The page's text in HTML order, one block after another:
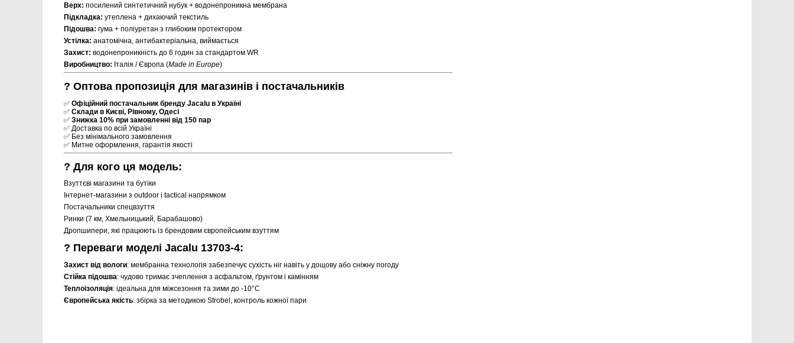
Верх: посилений синтетичний нубук + водонепроникна мембрана
Підкладка: утеплена + дихаючий текстиль
Підошва: гума + поліуретан з глибоким протектором
Устілка: анатомічна, антибактеріальна, виймається
Захист: водонепроникність до 6 годин за стандартом WR
Виробництво: Італія / Європа (Made in Europe)
? Оптова пропозиція для магазинів і постачальників
✅ Офіційний постачальник бренду Jacalu в Україні
✅ Склади в Києві, Рівному, Одесі
✅ Знижка 10% при замовленні від 150 пар
✅ Доставка по всій Україні
✅ Без мінімального замовлення
✅ Митне оформлення, гарантія якості
? Для кого ця модель:
Взуттєві магазини та бутіки
Інтернет-магазини з outdoor і tactical напрямком
Постачальники спецвзуття
Ринки (7 км, Хмельницький, Барабашово)
Дропшипери, які працюють із брендовим європейським взуттям
? Переваги моделі Jacalu 13703-4:
Захист від вологи: мембранна технологія забезпечує сухість ніг навіть у дощову або сніжну погоду
Стійка підошва: чудово тримає зчеплення з асфальтом, ґрунтом і камінням
Теплоізоляція: ідеальна для міжсезоння та зими до -10°C
Європейська якість: збірка за методикою Strobel, контроль кожної пари